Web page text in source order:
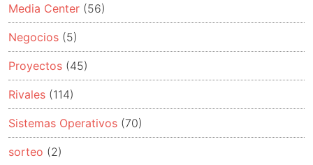
Media Center (56)
Negocios (5)
Proyectos (45)
Rivales (114)
Sistemas Operativos (70)
sorteo (2)